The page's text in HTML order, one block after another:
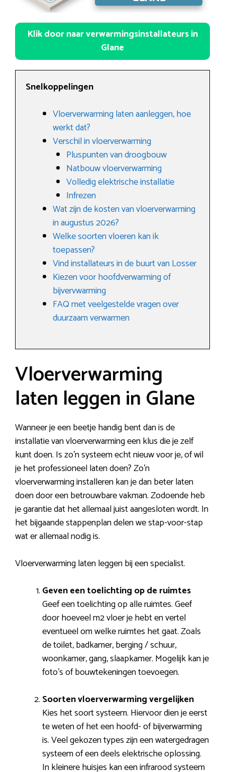
Klik door naar verwarmingsinstallateurs in
Glane
Snelkoppelingen
Vloerverwarming laten aanleggen, hoe
werkt dat?
Verschil in vloerverwarming
Pluspunten van droogbouw
Natbouw vloerverwarming
Volledig elektrische installatie
Infrezen
Wat zijn de kosten van vloerverwarming
in augustus 2026?
Welke soorten vloeren kan ik
toepassen?
Vind installateurs in de buurt van Losser
Kiezen voor hoofdverwarming of
bijvervwarming
FAQ met veelgestelde vragen over
duurzaam verwarmen
Vloerverwarming
laten leggen in Glane
Wanneer je een beetje handig bent dan is de
installatie van vloerverwarming een klus die je zelf
kunt doen. Is zo’n systeem echt nieuw voor je, of wil
je het professioneel laten doen? Zo’n
vloerverwarming installeren kan je dan beter laten
doen door een betrouwbare vakman. Zodoende heb
je garantie dat het allemaal juist aangesloten wordt. In
het bijgaande stappenplan delen we stap-voor-stap
wat er allemaal nodig is.
Vloerverwarming laten leggen bij een specialist.
Geven een toelichting op de ruimtes
Geef een toelichting op alle ruimtes. Geef
door hoeveel m2 vloer je hebt en vertel
eventueel om welke ruimtes het gaat. Zoals
de toilet, badkamer, berging / schuur,
woonkamer, gang, slaapkamer. Mogelijk kan je
foto’s of bouwtekeningen toevoegen.
Soorten vloerverwarming vergelijken
Kies het soort systeem. Hiervoor dien je eerst
te weten of het een hoofd- of bijverwarming
is. Veel gekozen types zijn een watergedragen
systeem of een deels elektrische oplossing.
In kleinere huisjes kan een infrarood systeem